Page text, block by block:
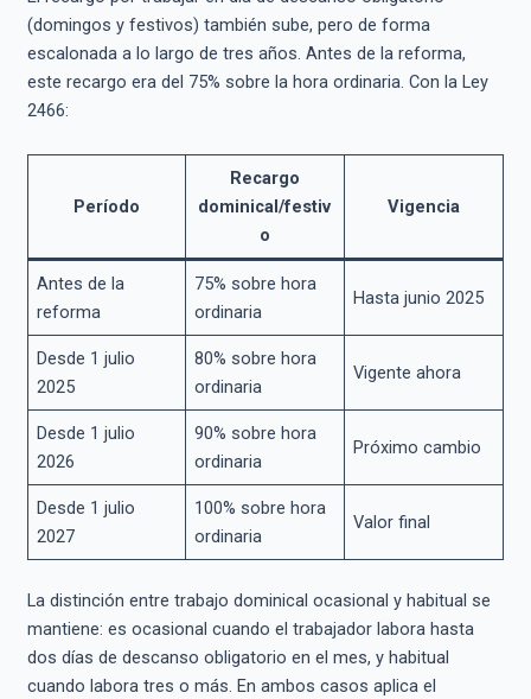
(domingos y festivos) también sube, pero de forma
escalonada a lo largo de tres años. Antes de la reforma,
este recargo era del 75% sobre la hora ordinaria. Con la Ley
2466:
Período
Recargo
dominical/festiv
o
Vigencia
Antes de la
reforma
75% sobre hora
ordinaria
Hasta junio 2025
Desde 1 julio
2025
80% sobre hora
ordinaria
Vigente ahora
Desde 1 julio
2026
90% sobre hora
ordinaria
Próximo cambio
Desde 1 julio
2027
100% sobre hora
ordinaria
Valor final
La distinción entre trabajo dominical ocasional y habitual se
mantiene: es ocasional cuando el trabajador labora hasta
dos días de descanso obligatorio en el mes, y habitual
cuando labora tres o más. En ambos casos aplica el